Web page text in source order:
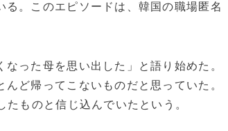
。このエピソードは、韓国の職場匿名
った母を思い出した」と語り始めた。
ど帰ってこないものだと思っていた。
ものと信じ込んでいたという。